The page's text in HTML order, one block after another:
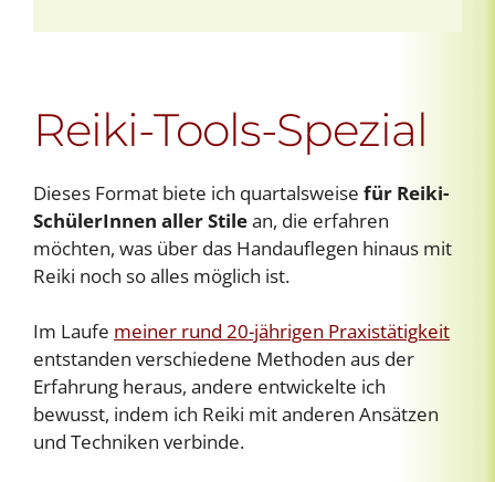
Reiki-Tools-Spezial
Dieses Format biete ich quartalsweise für Reiki-
SchülerInnen aller Stilean, die erfahren
möchten, was über das Handauflegen hinaus mit
Reiki noch so alles möglich ist.
Im Laufe meiner rund 20-jährigen Praxistätigkeit
entstanden verschiedene Methoden aus der
Erfahrung heraus, andere entwickelte ich
bewusst, indem ich Reiki mit anderen Ansätzen
und Techniken verbinde.